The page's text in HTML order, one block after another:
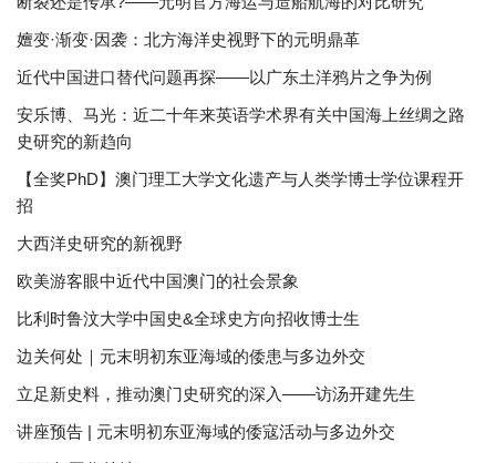
嬗变·渐变·因袭：北方海洋史视野下的元明鼎革
近代中国进口替代问题再探——以广东土洋鸦片之争为例
安乐博、马光：近二十年来英语学术界有关中国海上丝绸之路
史研究的新趋向
【全奖PhD】澳门理工大学文化遗产与人类学博士学位课程开
招
大西洋史研究的新视野
欧美游客眼中近代中国澳门的社会景象
比利时鲁汶大学中国史&全球史方向招收博士生
边关何处｜元末明初东亚海域的倭患与多边外交
立足新史料，推动澳门史研究的深入——访汤开建先生
讲座预告 | 元末明初东亚海域的倭寇活动与多边外交